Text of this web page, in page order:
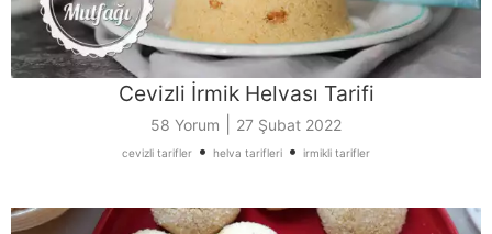
Cevizli İrmik Helvası Tarifi
58 Yorum 27 Şubat 2022
cevizli tarifler • helva tarifleri • irmikli tarifler